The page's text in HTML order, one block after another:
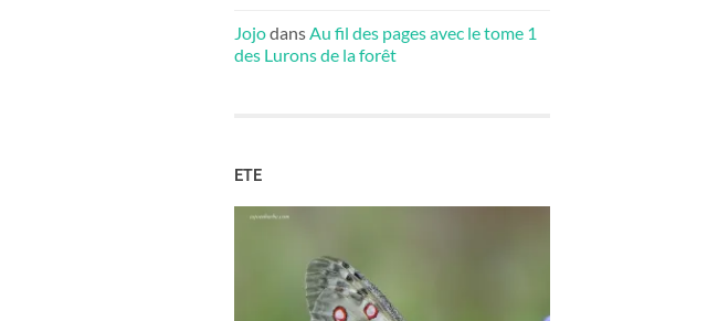
JojodansAu fil des pages avec le tome 1
des Lurons de la forêt
ETE